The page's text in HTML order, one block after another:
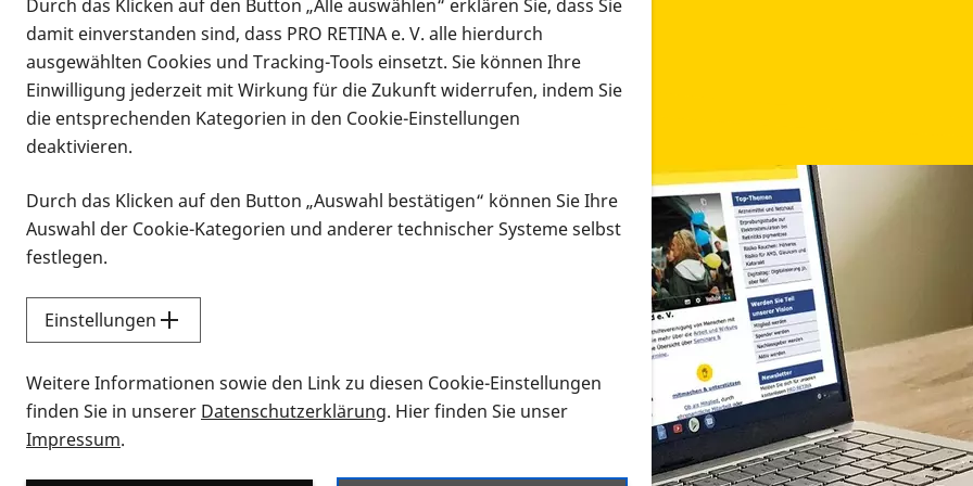
Infomaterial
Infomaterial
Vorlesen
Alle Infomaterialien in verschiedenen Formaten an
Sie möchten wissen, wie Sie nach Infonmaterial suchen und dieses bestellen bzw. herunterladen
Durch das Klicken auf den Button „Alle auswählen“ erklären Sie, dass Sie
damit einverstanden sind, dass PRO RETINA e. V. alle hierdurch
ausgewählten Cookies und Tracking-Tools einsetzt. Sie können Ihre
Einwilligung jederzeit mit Wirkung für die Zukunft widerrufen, indem Sie
die entsprechenden Kategorien in den Cookie-Einstellungen
deaktivieren.
Durch das Klicken auf den Button „Auswahl bestätigen“ können Sie Ihre
Auswahl der Cookie-Kategorien und anderer technischer Systeme selbst
festlegen.
Einstellungen
Weitere Informationen sowie den Link zu diesen Cookie-Einstellungen
finden Sie in unserer Datenschutzerklärung. Hier finden Sie unser
Impressum.